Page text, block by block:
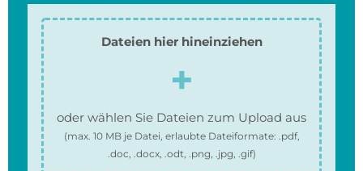
Dateien hier hineinziehen
oder wählen Sie Dateien zum Upload aus
(max. 10 MBje Datei, erlaubte Dateiformate: .pdf,
.doc, .docx, .odt, .png, .jpg, .gif)